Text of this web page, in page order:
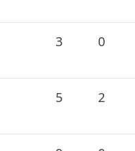
3 0
5 2